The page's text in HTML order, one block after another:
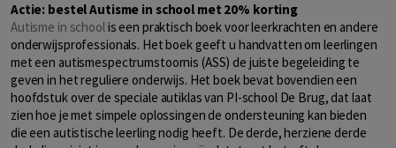
Actie: bestel Autisme in school met 20% korting
Autisme in schoolis een praktisch boek voor leerkrachten en andere
onderwijsprofessionals. Het boek geeft u handvatten om leerlingen
met een autismespectrumstoornis (ASS) de juiste begeleiding te
geven in het reguliere onderwijs. Het boek bevat bovendien een
hoofdstuk over de speciale autiklas van PI-school De Brug, dat laat
zien hoe je met simpele oplossingen de ondersteuning kan bieden
die een autistische leerling nodig heeft. De derde, herziene derde